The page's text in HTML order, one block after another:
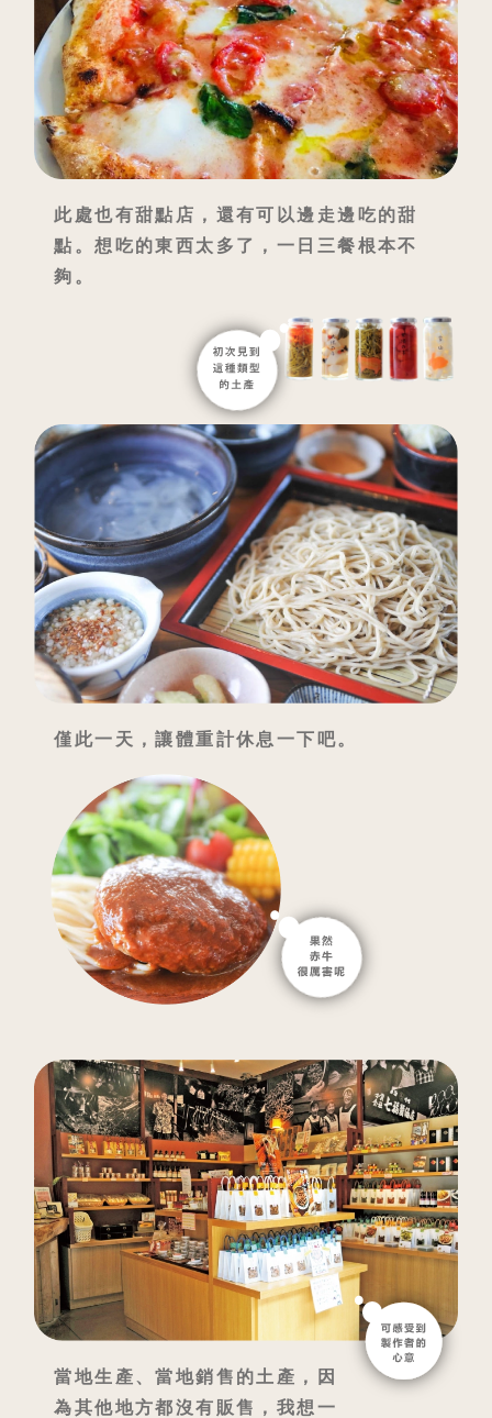
此處也有甜點店，還有可以邊走邊吃的甜
點。想吃的東西太多了，一日三餐根本不
夠。
僅此一天，讓體重計休息一下吧。
當地生產、當地銷售的土產，因
為其他地方都沒有販售，我想一